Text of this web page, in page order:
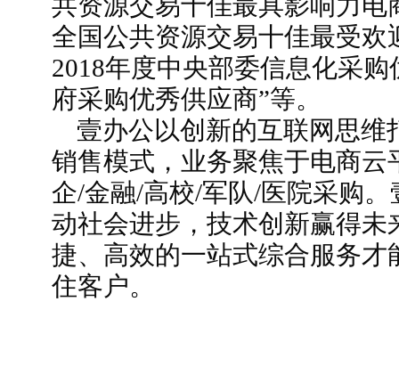
全国公共资源交易十佳最受欢
2018年度中央部委信息化采购
府采购优秀供应商”等。
壹办公以创新的互联网思维
销售模式，业务聚焦于电商云
企/金融/高校/军队/医院采购
动社会进步，技术创新赢得未
捷、高效的一站式综合服务才
住客户。